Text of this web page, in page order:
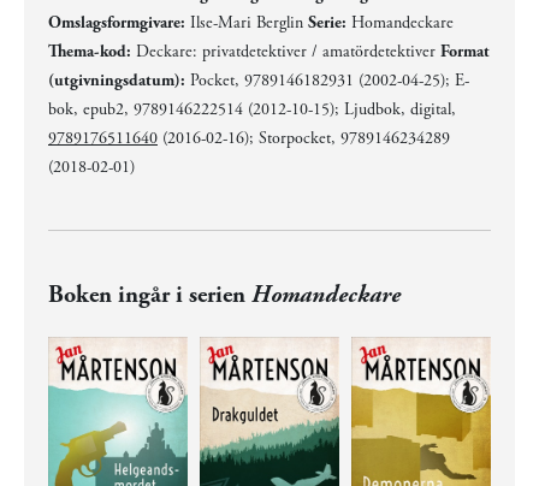
Omslagsformgivare: Ilse-Mari Berglin Serie: Homandeckare
Thema-kod: Deckare: privatdetektiver / amatördetektiver Format
(utgivningsdatum): Pocket, 9789146182931 (2002-04-25); E-
bok, epub2, 9789146222514 (2012-10-15); Ljudbok, digital,
9789176511640 (2016-02-16); Storpocket, 9789146234289
(2018-02-01)
Boken ingår i serien Homandeckare